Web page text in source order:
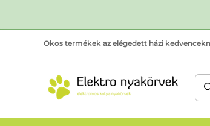
Okos termékek az elégedett házi